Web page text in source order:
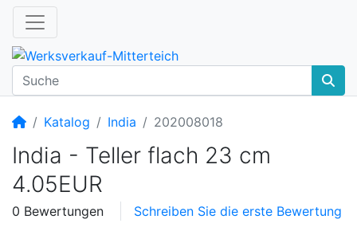
Startseite
Katalog India 202008018
India - Teller flach 23 cm
4.05EUR
0 Bewertungen Schreiben Sie die erste Bewertung